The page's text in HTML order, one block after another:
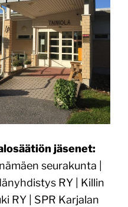
jäsenet:
seurakunta |
RY | Killin
RY | SPR Karjalan